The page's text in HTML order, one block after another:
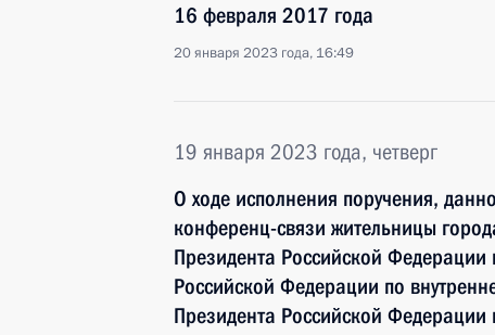
16 февраля 2017 года
20 января 2023 года, 16:49
19 января 2023 года, четверг
О ходе исполнения поручения,
конференц-связи жительницы
Президента Российской
Российской Федерации по
Президента Российской